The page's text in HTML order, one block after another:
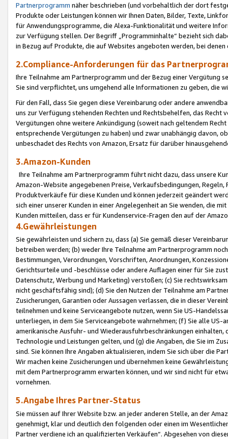
Partnerprogramm näher beschrieben (und vorbehaltlich der dort
Produkte oder Leistungen können wir Ihnen Daten, Bilder, Texte,
für Anwendungsprogramme, die Alexa-Funktionalität und weitere
zur Verfügung stellen. Der Begriff „Programminhalte“ bezieht sich
in Bezug auf Produkte, die auf Websites angeboten werden, bei
2.Compliance-Anforderungen für das
Ihre Teilnahme am Partnerprogramm und der Bezug einer Vergütung
Sie sind verpflichtet, uns umgehend alle Informationen zu geben, die
Für den Fall, dass Sie gegen diese Vereinbarung oder andere
uns zur Verfügung stehenden Rechten und Rechtsbehelfen, das
Vergütungen ohne weitere Ankündigung (soweit nach geltendem
entsprechende Vergütungen zu haben) und zwar unabhängig davon,
unbeschadet des Rechts von Amazon, Ersatz für darüber
3.Amazon-Kunden
Ihre Teilnahme am Partnerprogramm führt nicht dazu, dass unsere
Amazon-Website angegebenen Preise, Verkaufsbedingungen,
Produktverkäufe für diese Kunden und können jederzeit geändert
sich einer unserer Kunden in einer Angelegenheit an Sie wenden, die
Kunden mitteilen, dass er für Kundenservice-Fragen den auf der
4.Gewährleistungen
Sie gewährleisten und sichern zu, dass (a) Sie gemäß dieser
betreiben werden; (b) weder Ihre Teilnahme am Partnerprogramm
Bestimmungen, Verordnungen, Vorschriften, Anordnungen,
Gerichtsurteile und -beschlüsse oder andere Auflagen einer für Sie
Datenschutz, Werbung und Marketing) verstoßen; (c) Sie
nicht geschäftsfähig sind); (d) Sie den Nutzen der Teilnahme am
Zusicherungen, Garantien oder Aussagen verlassen, die in dieser
teilnehmen und keine Serviceangebote nutzen, wenn Sie US-
unterliegen, in dem Sie Serviceangebote wahrnehmen; (f) Sie alle
amerikanische Ausfuhr- und Wiederausfuhrbeschränkungen
Technologie und Leistungen gelten, und (g) die Angaben, die Sie im
sind. Sie können Ihre Angaben aktualisieren, indem Sie sich über die
Wir machen keine Zusicherungen und übernehmen keine
mit dem Partnerprogramm erwarten können, und wir sind nicht für
vornehmen.
5.Angabe Ihres Partner-Status
Sie müssen auf Ihrer Website bzw. an jeder anderen Stelle, an der
genehmigt, klar und deutlich den folgenden oder einen im
Partner verdiene ich an qualifizierten Verkäufen“. Abgesehen von